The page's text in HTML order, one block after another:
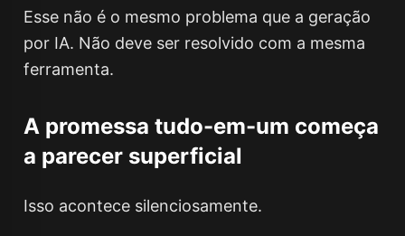
Esse não é o mesmo problema que a geração
por IA. Não deve ser resolvido com a mesma
ferramenta.
A promessa tudo-em-um começa
a parecer superficial
Isso acontece silenciosamente.